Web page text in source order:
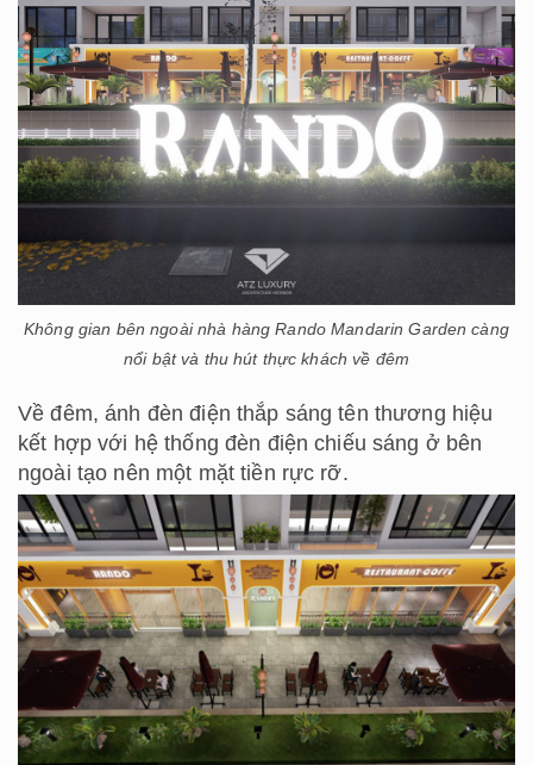
Không gian bên ngoài nhà hàng Rando Mandarin Garden càng
nổi bật và thu hút thực khách về đêm
Về đêm, ánh đèn điện thắp sáng tên thương hiệu
kết hợp với hệ thống đèn điện chiếu sáng ở bên
ngoài tạo nên một mặt tiền rực rỡ.